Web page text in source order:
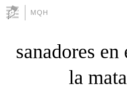
MQH
sanadores en
la